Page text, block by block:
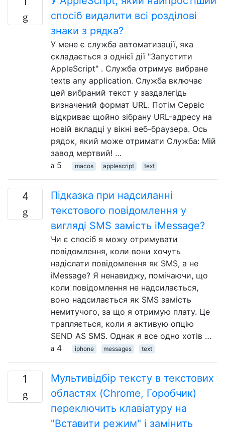
спосіб видалити всі розділові
знаки з рядка?
У мене є служба автоматизації, яка
складається з однієї дії "Запустити
AppleScript" . Служба отримує вибране
textв any application. Служба включає
цей вибраний текст у заздалегідь
визначений формат URL. Потім Сервіс
відкриває щойно зібрану URL-адресу на
новій вкладці у вікні веб-браузера. Ось
рядок, який може отримати Служба: Мій
завод мертвий! …
5
macos applescript text
4
Підказка при надсиланні
текстового повідомлення у
вигляді SMS замість iMessage?
Чи є спосіб я можу отримувати
повідомлення, коли вони хочуть
надіслати повідомлення як SMS, а не
iMessage? Я ненавиджу, помічаючи, що
коли повідомлення не надсилається,
воно надсилається як SMS замість
немитучого, за що я отримую плату. Це
трапляється, коли я активую опцію
SEND AS SMS. Однак я все одно хотів …
4
iphone messages text
1
Мультивідбір тексту в текстових
областях (Chrome, Горобчик)
переключить клавіатуру на
"Вставити режим" і замінить